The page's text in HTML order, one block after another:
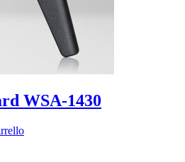
WSA-1430